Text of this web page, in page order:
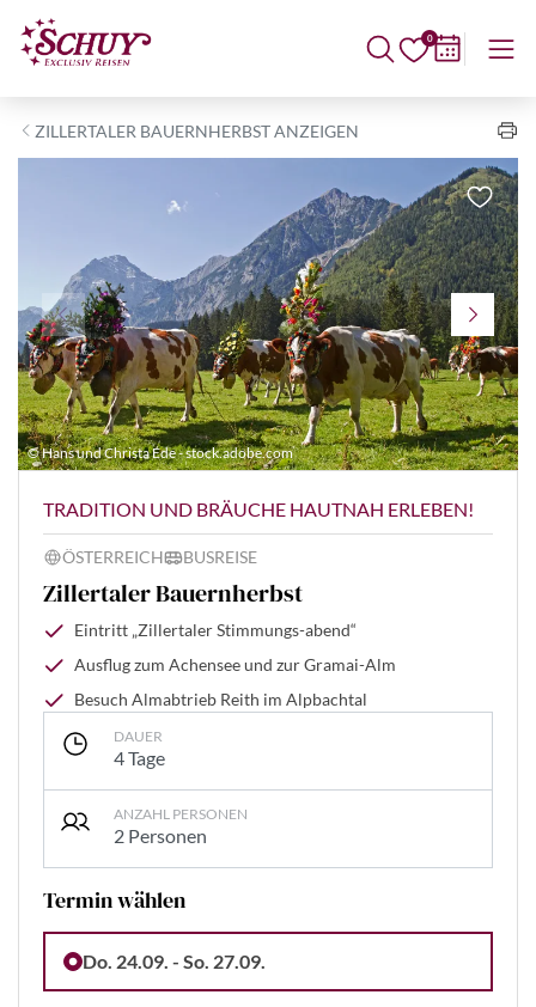
0
ZILLERTALER BAUERNHERBST ANZEIGEN
© Hans und Christa Ede - stock.adobe.com
TRADITION UND BRÄUCHE HAUTNAH ERLEBEN!
ÖSTERREICH BUSREISE
Zillertaler Bauernherbst
Eintritt „Zillertaler Stimmungs-abend“
Ausflug zum Achensee und zur Gramai-Alm
Besuch Almabtrieb Reith im Alpbachtal
DAUER
4 Tage
ANZAHL PERSONEN
2 Personen
Termin wählen
Do. 24.09. - So. 27.09.